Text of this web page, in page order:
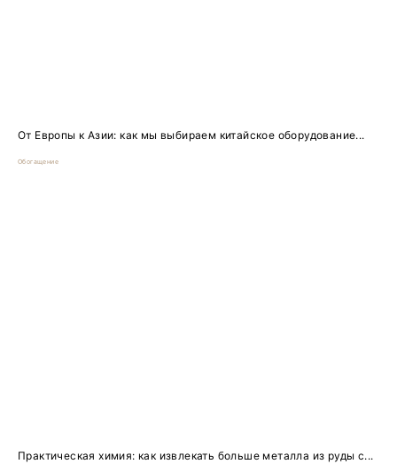
От Европы к Азии: как мы выбираем китайское оборудование...
Обогащение
Практическая химия: как извлекать больше металла из руды с...